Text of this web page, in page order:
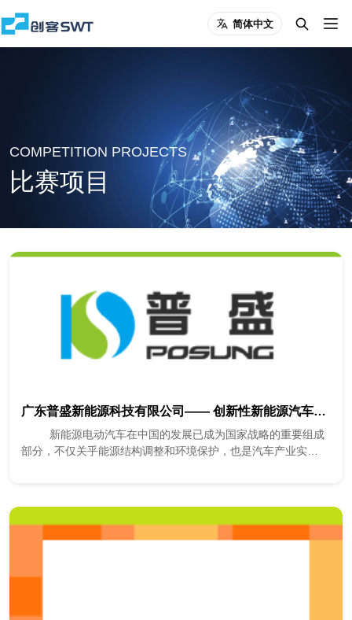
简体中文
COMPETITION PROJECTS
比赛项目
广东普盛新能源科技有限公司—— 创新性新能源汽车增焓热泵压缩机集成技术和产业化
新能源电动汽车在中国的发展已成为国家战略的重要组成
部分，不仅关乎能源结构调整和环境保护，也是汽车产业实